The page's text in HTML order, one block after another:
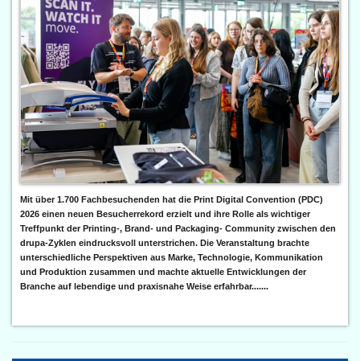
Mit über 1.700 Fachbesuchenden hat die Print Digital Convention (PDC)
2026 einen neuen Besucherrekord erzielt und ihre Rolle als wichtiger
Treffpunkt der Printing-, Brand- und Packaging- Community zwischen den
drupa-Zyklen eindrucksvoll unterstrichen. Die Veranstaltung brachte
unterschiedliche Perspektiven aus Marke, Technologie, Kommunikation
und Produktion zusammen und machte aktuelle Entwicklungen der
Branche auf lebendige und praxisnahe Weise erfahrbar.......